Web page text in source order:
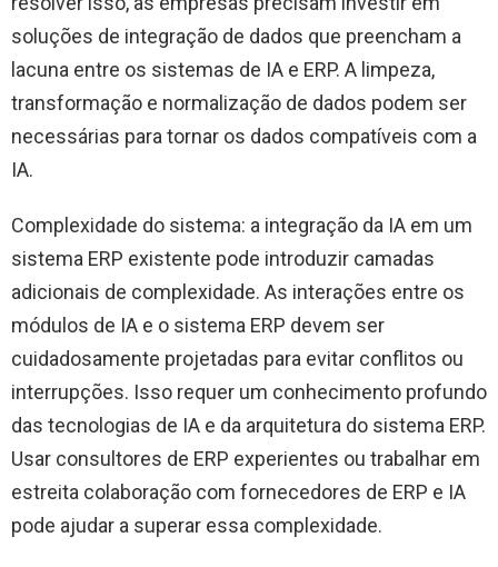
soluções de integração de dados que preencham a
lacuna entre os sistemas de IA e ERP. A limpeza,
transformação e normalização de dados podem ser
necessárias para tornar os dados compatíveis com a
IA.
Complexidade do sistema: a integração da IA ​​em um
sistema ERP existente pode introduzir camadas
adicionais de complexidade. As interações entre os
módulos de IA e o sistema ERP devem ser
cuidadosamente projetadas para evitar conflitos ou
interrupções. Isso requer um conhecimento profundo
das tecnologias de IA e da arquitetura do sistema ERP.
Usar consultores de ERP experientes ou trabalhar em
estreita colaboração com fornecedores de ERP e IA
pode ajudar a superar essa complexidade.